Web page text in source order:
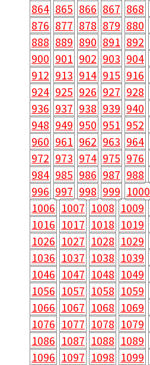
864 865 866 867 868
876 877 878 879 880
888 889 890 891 892
900 901 902 903 904
912 913 914 915 916
924 925 926 927 928
936 937 938 939 940
948 949 950 951 952
960 961 962 963 964
972 973 974 975 976
984 985 986 987 988
996 997 998 999 1000
1006 1007 1008 1009
1016 1017 1018 1019
1026 1027 1028 1029
1036 1037 1038 1039
1046 1047 1048 1049
1056 1057 1058 1059
1066 1067 1068 1069
1076 1077 1078 1079
1086 1087 1088 1089
1096 1097 1098 1099